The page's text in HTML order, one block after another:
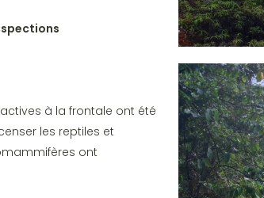
à la frontale ont été
les reptiles et
ont